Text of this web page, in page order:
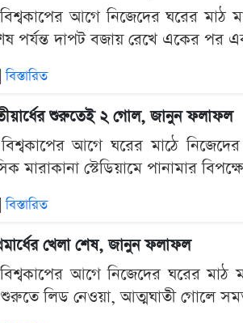
আগে নিজেদের ঘরের মাঠ
পর্যন্ত দাপট বজায় রেখে একের
বিস্তারিত
শুরুতেই ২ গোল, জানুন ফলাফল
আগে ঘরের মাঠে
মারাকানা স্টেডিয়ামে পানামার
বিস্তারিত
খেলা শেষ, জানুন ফলাফল
আগে নিজেদের ঘরের মাঠ
শুরুতে লিড নেওয়া, আত্মঘাতী গোলে